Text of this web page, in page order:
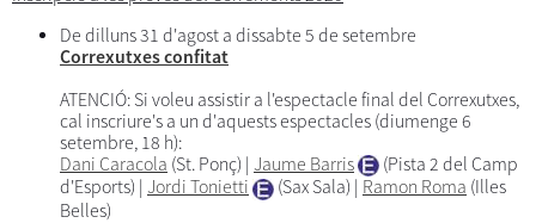
De dilluns 31 d'agost a dissabte 5 de setembre
Correxutxes confitat
ATENCIÓ: Si voleu assistir a l'espectacle final del Correxutxes,
cal inscriure's a un d'aquests espectacles (diumenge 6
setembre, 18 h):
Dani Caracola (St. Ponç) | Jaume Barris
(Pista 2 del Camp
d'Esports) | Jordi Tonietti (Sax Sala) | Ramon Roma (Illes
Belles)